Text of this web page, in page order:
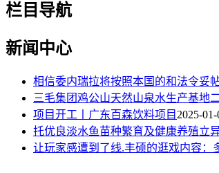
栏目导航
新闻中心
相信委内瑞拉将按照本国的和法令妥
三毛集团鸡公山天然山泉水生产基地
项目开工丨广东百森饮料项目2025-01-
托优良淡水鱼苗种繁育及健康养殖立
让玩家感遭到了线.丰硕的逛戏内容：